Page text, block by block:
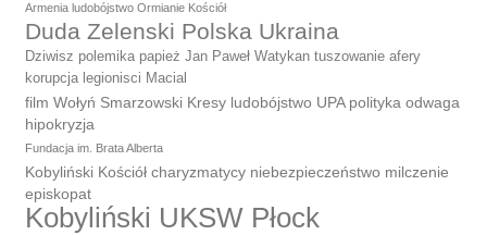
Armenia ludobójstwo Ormianie Kościół
Duda Zelenski Polska Ukraina
Dziwisz polemika papież Jan Paweł Watykan tuszowanie afery
korupcja legionisci Macial
film Wołyń Smarzowski Kresy ludobójstwo UPA polityka odwaga
hipokryzja
Fundacja im. Brata Alberta
Kobyliński Kościół charyzmatycy niebezpieczeństwo milczenie
episkopat
Kobyliński UKSW Płock